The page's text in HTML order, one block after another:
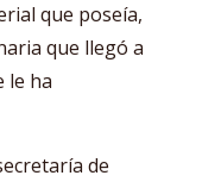
que poseía,
que llegó a
le ha
de